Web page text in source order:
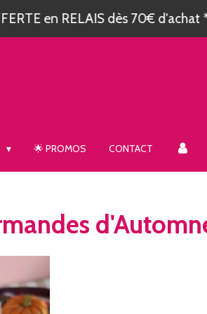
en RELAIS dès 70€ d'achat
🌟 PROMOS CONTACT